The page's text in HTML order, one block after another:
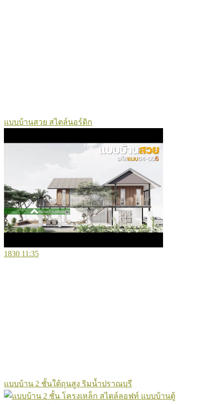
แบบบ้านสวย สไตล์นอร์ดิก
1830 11:35
แบบบ้าน 2 ชั้นใต้ถุนสูง ริมน้ำปราณบุรี